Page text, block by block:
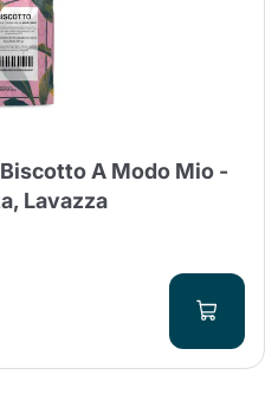
A Modo Mio -
Lavazza